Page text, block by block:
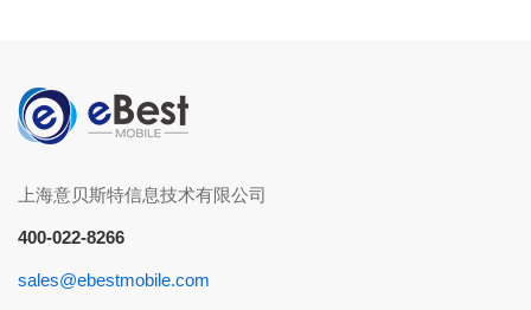
上海意贝斯特信息技术有限公司
400-022-8266
sales@ebestmobile.com